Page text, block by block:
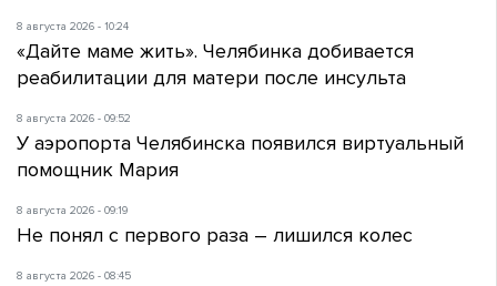
8 августа 2026 - 10:24
«Дайте маме жить». Челябинка добивается
реабилитации для матери после инсульта
8 августа 2026 - 09:52
У аэропорта Челябинска появился виртуальный
помощник Мария
8 августа 2026 - 09:19
Не понял с первого раза – лишился колес
8 августа 2026 - 08:45